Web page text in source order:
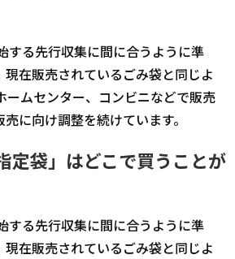
する先行収集に間に合うように準
現在販売されているごみ袋と同じよ
ームセンター、コンビニなどで販売
に向け調整を続けています。
定袋」はどこで買うことが
する先行収集に間に合うように準
現在販売されているごみ袋と同じよ